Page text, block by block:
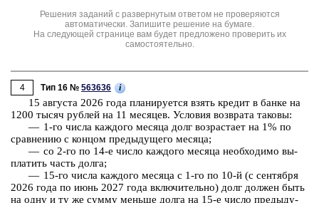
Решения заданий с развернутым ответом не проверяются
автоматически. Запишите решение на бумаге.
На следующей странице вам будет предложено проверить их
самостоятельно.
4 Тип 16 № 563636 i
15 ав­гу­ста 2026 года пла­ни­ру­ет­ся взять кре­дит в банке на
1200 тысяч руб­лей на 11 ме­ся­цев. Усло­вия воз­вра­та та­ко­вы:
— 1-⁠го числа каж­до­го ме­ся­ца долг воз­рас­та­ет на 1% по
срав­не­нию с кон­цом преды­ду­ще­го ме­ся­ца;
— со 2-⁠го по 14-⁠е число каж­до­го ме­ся­ца не­об­хо­ди­мо вы­
пла­тить часть долга;
— 15-⁠го числа каж­до­го ме­ся­ца с 1-⁠го по 10-⁠й (с сен­тяб­ря
2026 года по июнь 2027 года вклю­чи­тель­но) долг дол­жен быть
на одну и ту же сумму мень­ше долга на 15-⁠е число преды­ду­